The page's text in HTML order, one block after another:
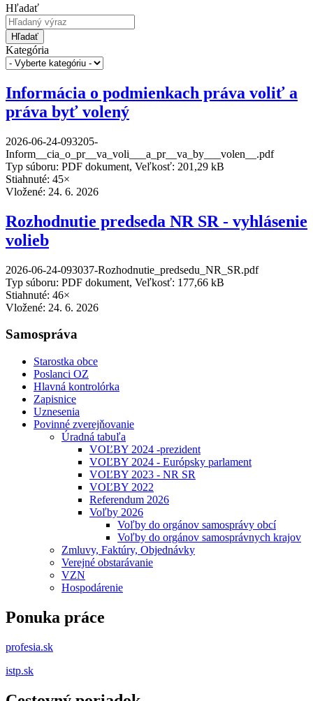
Hľadať
Hľadať
Kategória
Informácia o podmienkach práva voliť a
práva byť volený
2026-06-24-093205-
Inform__cia_o_pr__va_voli___a_pr__va_by___volen__.pdf
Typ súboru: PDF dokument, Veľkosť: 201,29 kB
Stiahnuté: 45×
Vložené: 24. 6. 2026
Rozhodnutie predseda NR SR - vyhlásenie
volieb
2026-06-24-093037-Rozhodnutie_predsedu_NR_SR.pdf
Typ súboru: PDF dokument, Veľkosť: 177,66 kB
Stiahnuté: 46×
Vložené: 24. 6. 2026
Samospráva
Starostka obce
Poslanci OZ
Hlavná kontrolórka
Zapisnice
Uznesenia
Povinné zverejňovanie
Úradná tabuľa
VOĽBY 2024 -prezident
VOĽBY 2024 - Európsky parlament
VOĽBY 2023 - NR SR
VOĽBY 2022
Referendum 2026
Voľby 2026
Voľby do orgánov samosprávy obcí
Voľby do orgánov samosprávnych krajov
Zmluvy, Faktúry, Objednávky
Verejné obstarávanie
VZN
Hospodárenie
Ponuka práce
profesia.sk
istp.sk